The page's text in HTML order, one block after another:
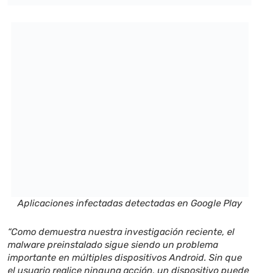
Aplicaciones infectadas detectadas en Google Play
“Como demuestra nuestra investigación reciente, el
malware preinstalado sigue siendo un problema
importante en múltiples dispositivos Android. Sin que
el usuario realice ninguna acción, un dispositivo puede